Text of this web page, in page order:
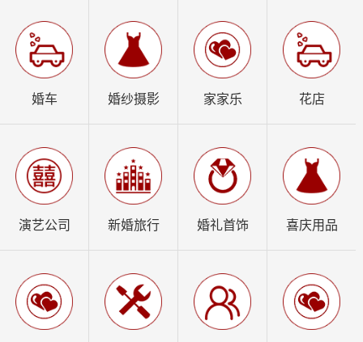
婚车 婚纱摄影 家家乐 花店
演艺公司 新婚旅行 婚礼首饰 喜庆用品